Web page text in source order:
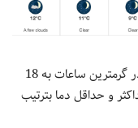
دمای هوا از روز پنجشنبه کاهش پیدا کرده و در گرمترین ساعات به 18
و حداقل دما بترتیب